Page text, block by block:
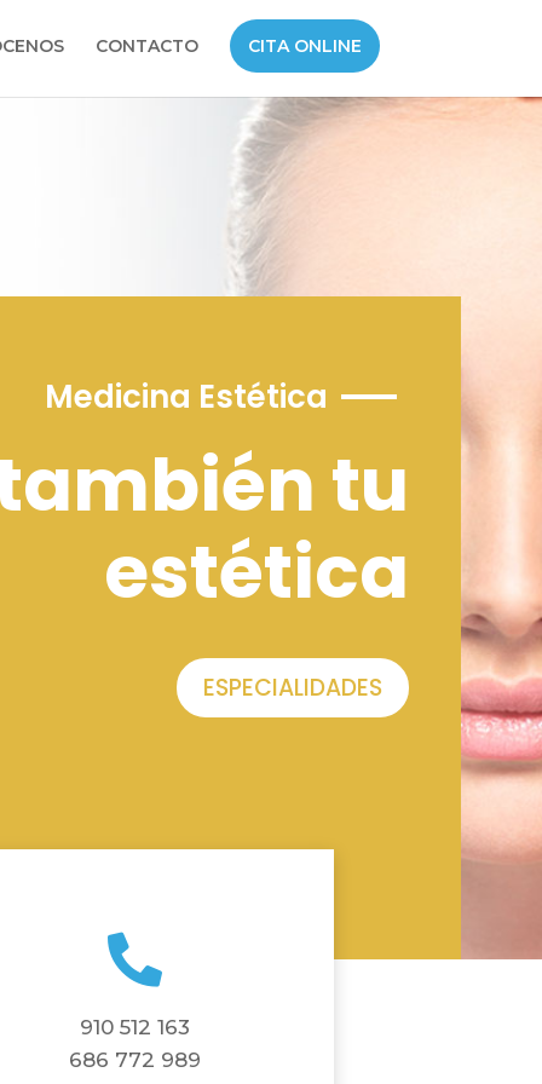
CONTACTO CITA ONLINE
Medicina Estética
tu
estética
ESPECIALIDADES

910 512 163
686 772 989